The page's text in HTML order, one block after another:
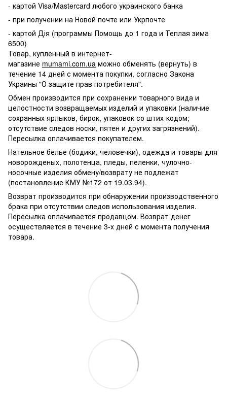
- картой Visa/Mastercard любого украинского банка
- при получении на Новой почте или Укрпочте
- картой Дія (программы Помощь до 1 года и Теплая зима
6500)
Товар, купленный в интернет-
магазине mumami.com.ua можно обменять (вернуть) в
течение 14 дней с момента покупки, согласно Закона
Украины "О защите прав потребителя".
Обмен производится при сохранении товарного вида и
целостности возвращаемых изделий и упаковки (наличие
сохранных ярлыков, бирок, упаковок со штих-кодом;
отсутствие следов носки, пятен и других загрязнений).
Пересылка оплачивается покупателем.
Нательное белье (бодики, человечки), одежда и товары для
новорожденых, полотенца, пледы, пеленки, чулочно-
носочные изделия обмену/возврату не подлежат
(постановление КМУ №172 от 19.03.94).
Возврат производится при обнаружении производственного
брака при отсутствии следов использования изделия.
Пересылка оплачивается продавцом. Возврат денег
осуществляется в течение 3-х дней с момента получения
товара.